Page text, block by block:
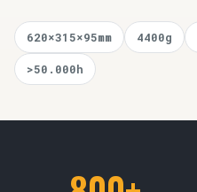
620×315×95mm 4400g
>50.000h